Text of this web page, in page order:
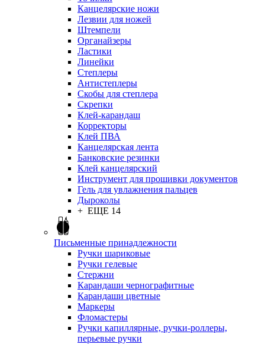
Канцелярские ножи
Лезвии для ножей
Штемпели
Органайзеры
Ластики
Линейки
Степлеры
Антистеплеры
Скобы для степлера
Скрепки
Клей-карандаш
Корректоры
Клей ПВА
Канцелярская лента
Банковские резинки
Клей канцелярский
Инструмент для прошивки документов
Гель для увлажнения пальцев
Дыроколы
+ ЕЩЕ 14
Письменные принадлежности
Ручки шариковые
Ручки гелевые
Стержни
Карандаши чернографитные
Карандаши цветные
Маркеры
Фломастеры
Ручки капиллярные, ручки-роллеры,
перьевые ручки